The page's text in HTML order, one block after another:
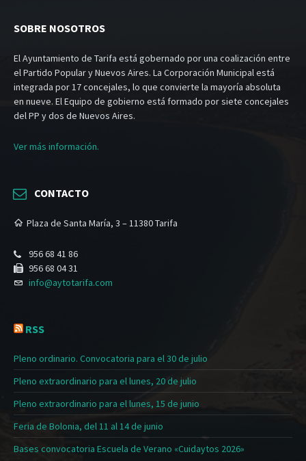
SOBRE NOSOTROS
El Ayuntamiento de Tarifa está gobernado por una coalización entre
el Partido Popular y Nuevos Aires. La Corporación Municipal está
integrada por 17 concejales, lo que convierte la mayoría absoluta
en nueve. El Equipo de gobierno está formado por siete concejales
del PP y dos de Nuevos Aires.
Ver más información.
CONTACTO
Plaza de Santa María, 3 – 11380 Tarifa
956 68 41 86
956 68 04 31
info@aytotarifa.com
RSS
Pleno ordinario. Convocatoria para el 30 de julio
Pleno extraordinario para el lunes, 20 de julio
Pleno extraordinario para el lunes, 15 de junio
Feria de Bolonia, del 11 al 14 de junio
Bases convocatoria Escuela de Verano «Cuidaytos 2026»